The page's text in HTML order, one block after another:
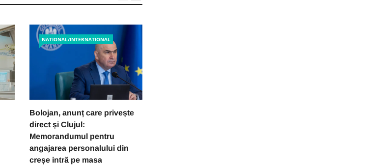
NATIONAL/INTERNATIONAL
Bolojan, anunț care privește
direct și Clujul:
Memorandumul pentru
angajarea personalului din
creșe intră pe masa